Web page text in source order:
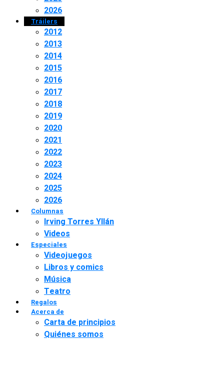
2026
Tráilers
2012
2013
2014
2015
2016
2017
2018
2019
2020
2021
2022
2023
2024
2025
2026
Columnas
Irving Torres Yllán
Videos
Especiales
Videojuegos
Libros y comics
Música
Teatro
Regalos
Acerca de
Carta de principios
Quiénes somos